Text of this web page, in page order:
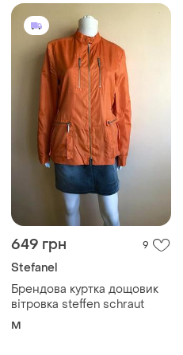
649 грн 9
Stefanel
Брендова куртка дощовик
вітровка steffen schraut
M